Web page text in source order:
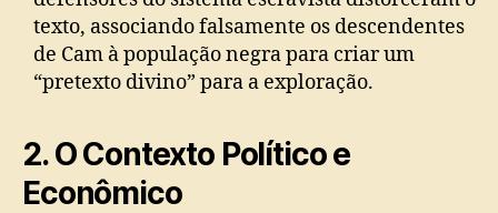
texto, associando falsamente os descendentes
de Cam à população negra para criar um
“pretexto divino” para a exploração.
2. O Contexto Político e
Econômico